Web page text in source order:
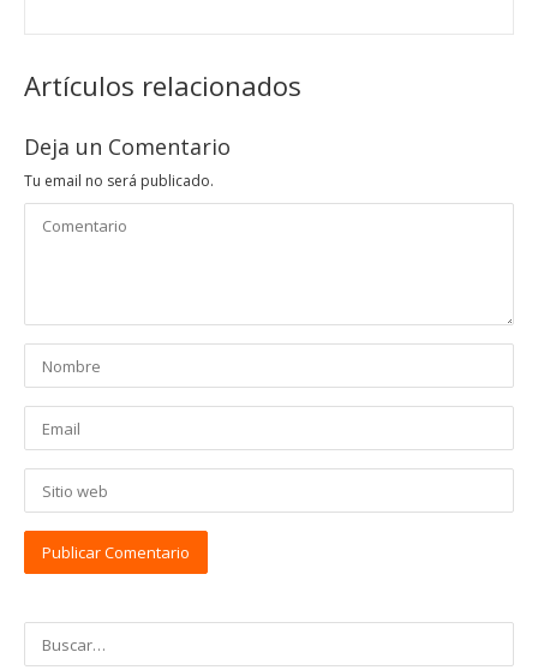
Artículos relacionados
Deja un Comentario
Tu email no será publicado.